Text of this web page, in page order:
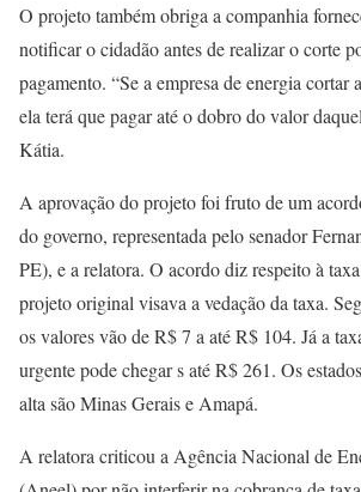
O projeto também obriga a companhia
notificar o cidadão antes de realizar o corte
pagamento. “Se a empresa de energia cortar
ela terá que pagar até o dobro do valor
Kátia.
A aprovação do projeto foi fruto de um
do governo, representada pelo senador
PE), e a relatora. O acordo diz respeito à
projeto original visava a vedação da taxa.
os valores vão de R$ 7 a até R$ 104. Já a
urgente pode chegar s até R$ 261. Os
alta são Minas Gerais e Amapá.
A relatora criticou a Agência Nacional de